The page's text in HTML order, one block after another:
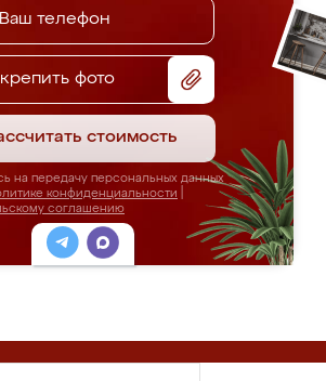
фото
стоимость
на передачу персональных данных
конфиденциальности
соглашению